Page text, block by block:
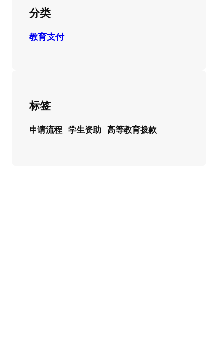
分类
教育支付
标签
申请流程 学生资助 高等教育拨款